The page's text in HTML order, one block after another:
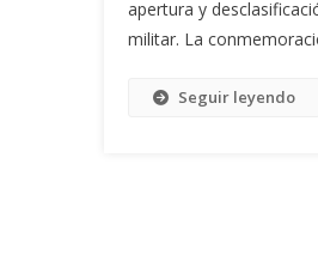
apertura y
militar. La
Seguir leyendo